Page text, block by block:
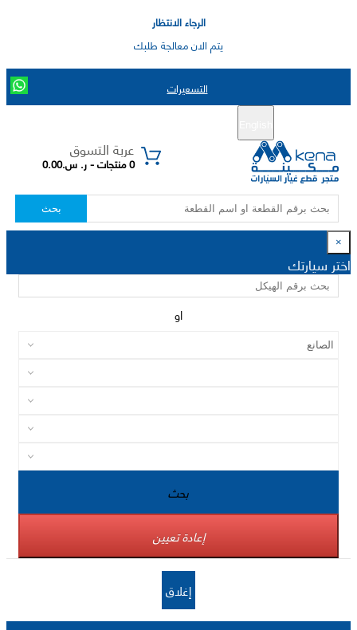
الرجاء الانتظار
يتم الان معالجة طلبك
التسعيرات
عربة التسوق
0 منتجات - ر. س.0.00
بحث
×
اختر سيارتك
او
بحث
إعادة تعيين
إغلاق